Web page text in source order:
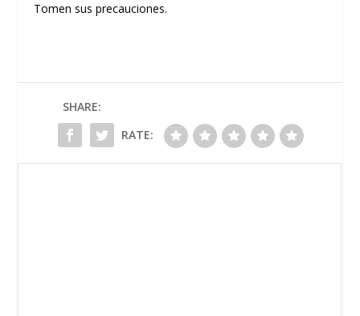
Tomen sus precauciones.
SHARE:
RATE: